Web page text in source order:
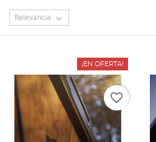
Relevancia 
¡EN OFERTA!
favorite_border